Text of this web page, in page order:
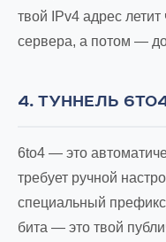
твой IPv4 адрес летит
сервера, а потом — до
4. ТУННЕЛЬ
6to4 — это
требует ручной
специальный
бита — это твой